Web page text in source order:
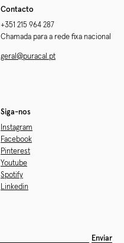
Contacto
+351 215 964 287
Chamada para a rede fixa nacional
geral@puracal.pt
Siga-nos
Instagram
Facebook
Pinterest
Youtube
Spotify
Linkedin
Enviar